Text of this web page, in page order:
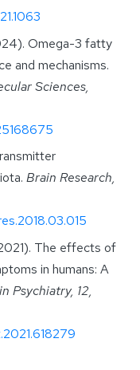
Omega-3 fatty
and mechanisms.
Sciences,
Brain Research,
The effects of
in humans: A
Psychiatry, 12,